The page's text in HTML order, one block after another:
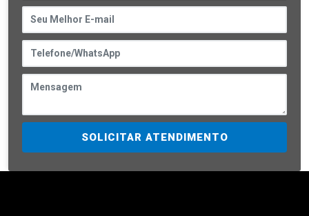
SOLICITAR ATENDIMENTO